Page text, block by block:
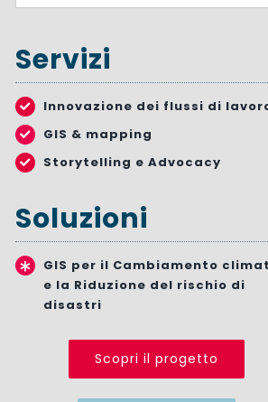
Servizi
Innovazione dei flussi di
GIS & mapping
Storytelling e Advocacy
Soluzioni
GIS per il Cambiamento
e la Riduzione del rischio di
disastri
Scopri il progetto